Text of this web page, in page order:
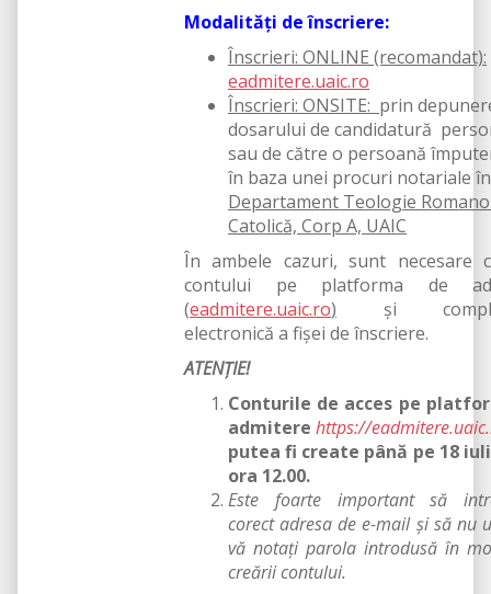
Modalități de înscriere:
Înscrieri: ONLINE (recomandat):
eadmitere.uaic.ro
Înscrieri: ONSITE: prin
dosarului de candidatură
sau de către o persoană
în baza unei procuri notariale
Departament Teologie
Catolică, Corp A, UAIC
În ambele cazuri, sunt necesare
contului pe platforma de
(eadmitere.uaic.ro) și
electronică a fișei de înscriere.
ATENȚIE!
Conturile de acces pe
admitere https://
putea fi create până pe 18
ora 12.00.
Este foarte important să
corect adresa de e-mail și să nu
vă notați parola introdusă în
creării contului.